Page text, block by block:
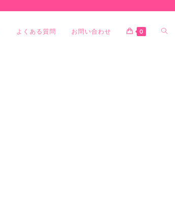
よくある質問 お問い合わせ 0